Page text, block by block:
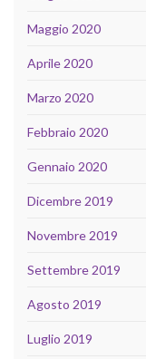
Maggio 2020
Aprile 2020
Marzo 2020
Febbraio 2020
Gennaio 2020
Dicembre 2019
Novembre 2019
Settembre 2019
Agosto 2019
Luglio 2019